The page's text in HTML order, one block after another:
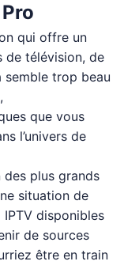
qui offre un
de télévision, de
semble trop beau
que vous
l’univers de
des plus grands
situation de
disponibles
de sources
être en train